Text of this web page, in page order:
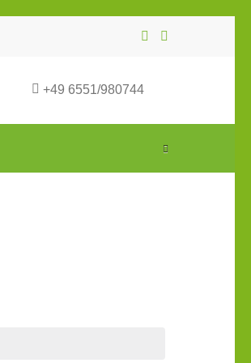
+49 6551/980744